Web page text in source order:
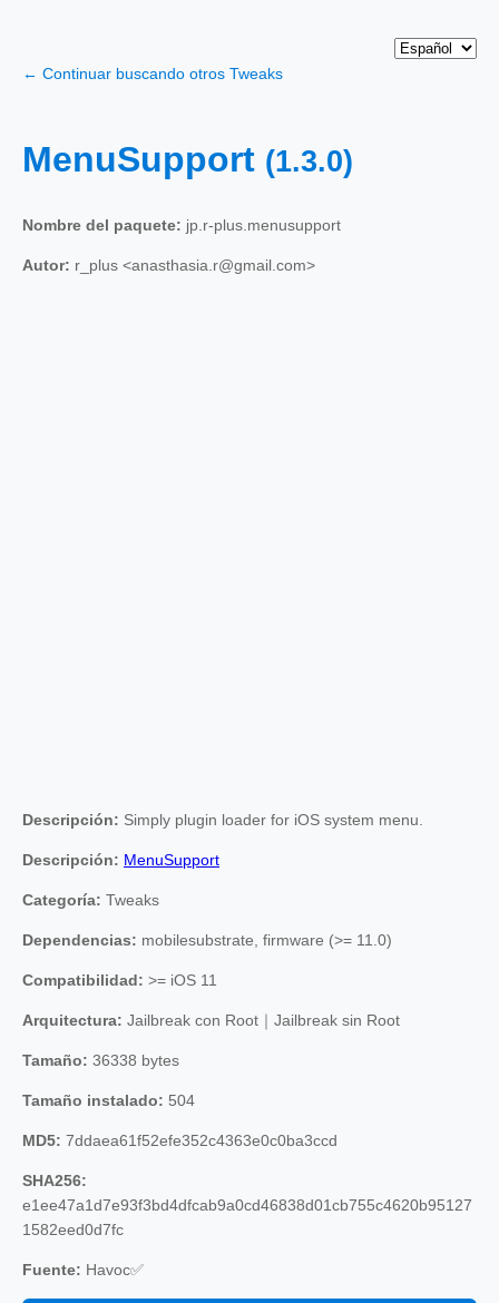
← Continuar buscando otros Tweaks
MenuSupport (1.3.0)
Nombre del paquete: jp.r-plus.menusupport
Autor: r_plus <anasthasia.r@gmail.com>
Descripción: Simply plugin loader for iOS system menu.
Descripción: MenuSupport
Categoría: Tweaks
Dependencias: mobilesubstrate, firmware (>= 11.0)
Compatibilidad: >= iOS 11
Arquitectura: Jailbreak con Root｜Jailbreak sin Root
Tamaño: 36338 bytes
Tamaño instalado: 504
MD5: 7ddaea61f52efe352c4363e0c0ba3ccd
SHA256:
e1ee47a1d7e93f3bd4dfcab9a0cd46838d01cb755c4620b95127
1582eed0d7fc
Fuente: Havoc✅